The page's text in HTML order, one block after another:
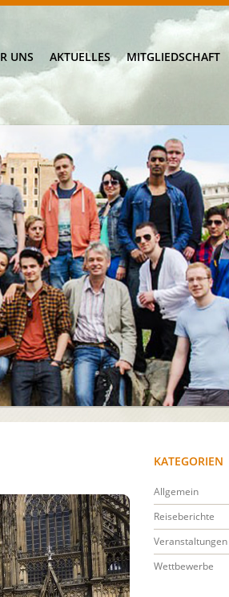
UNS AKTUELLES MITGLIEDSCHAFT
KATEGORIEN
Allgemein
Reiseberichte
Veranstaltungen
Wettbewerbe